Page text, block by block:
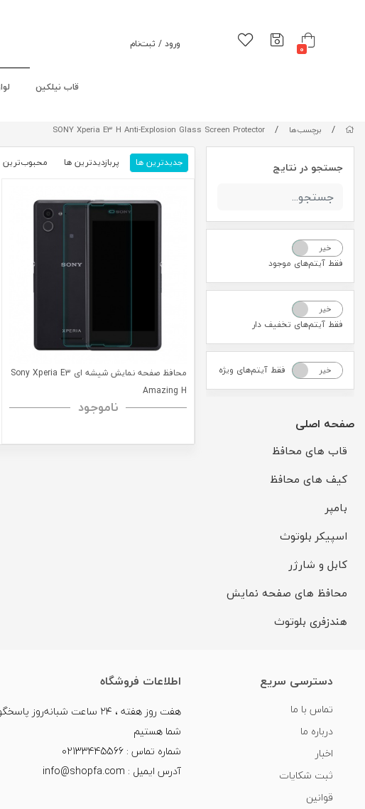
0 ورود / ثبت‌نام
قاب نیلکین
/ برچسب‌ها /
SONY Xperia E3 H Anti-Explosion Glass Screen Protector
جستجو در نتایج
خیر
فقط آیتم‌های موجود
خیر
فقط آیتم‌های تخفیف دار
بله خیر فقط آیتم‌های ویژه
صفحه اصلی
قاب های محافظ
کیف های محافظ
بامپر
اسپیکر بلوتوث
کابل و شارژر
محافظ های صفحه نمایش
هندزفری بلوتوث
جدیدترین ها پربازدیدترین ها محبوب‌‌ترین
محافظ صفحه نمایش شیشه ای Sony Xperia E3
Amazing H
ناموجود
دسترسی سریع
تماس با ما
درباره ما
اخبار
ثبت شکایات
قوانین
اطلاعات فروشگاه
هفت روز هفته ، ۲۴ ساعت شبانه‌روز
شما هستیم
شماره تماس : 02133445566
آدرس ایمیل : info@shopfa.com